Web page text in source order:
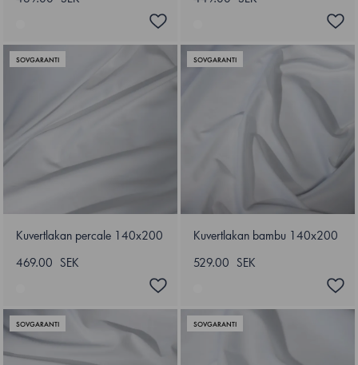
Kuvertlakan percale 140x200
469.00 SEK
SOVGARANTI
Kuvertlakan bambu 140x200
529.00 SEK
SOVGARANTI
SOVGARANTI SOVGARANTI